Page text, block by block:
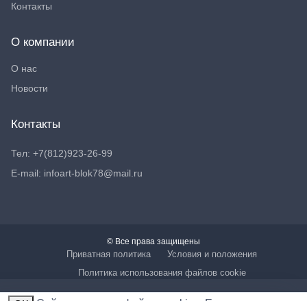
Контакты
О компании
О нас
Новости
Контакты
Тел: +7(812)923-26-99
E-mail: infoart-blok78@mail.ru
© Все права защищены
Приватная политика
Условия и положения
Политика использования файлов cookie